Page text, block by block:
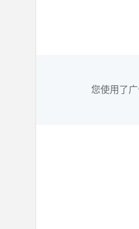
您使用了